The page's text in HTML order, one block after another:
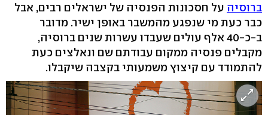
ברוסיה על חסכונות הפנסיה של ישראלים רבים, אבל
כבר כעת מי שנפגע מהמשבר באופן ישיר. מדובר
ב-כ-40 אלף עולים שעבדו עשרות שנים ברוסיה,
מקבלים פנסיה ממקום עבודתם שם ונאלצים כעת
להתמודד עם קיצוץ משמעותי בקצבה שיקבלו.